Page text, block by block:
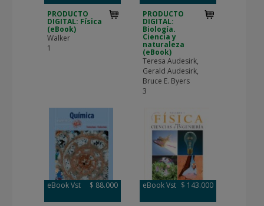
PRODUCTO
DIGITAL: Física
(eBook)
Walker
1
PRODUCTO
DIGITAL:
Biología.
Ciencia y
naturaleza
(eBook)
Teresa Audesirk,
Gerald Audesirk,
Bruce E. Byers
3
eBook Vst $ 88.000 eBook Vst $ 143.000